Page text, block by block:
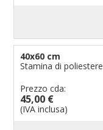
40x60 cm
Stamina di poliestere
Prezzo cda:
45,00 €
(IVA inclusa)